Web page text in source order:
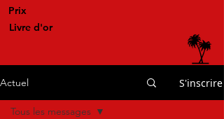
Prix
Livre d'or
Actuel S'inscrire
Tous les messages